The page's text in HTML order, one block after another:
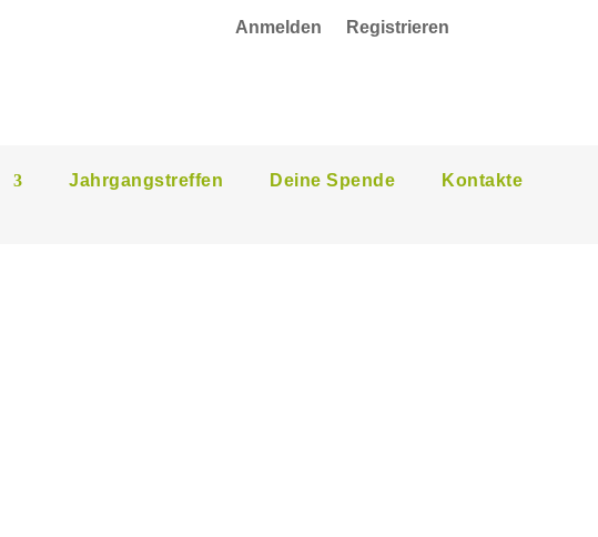
Anmelden Registrieren
Jahrgangstreffen Deine Spende
Kontakte